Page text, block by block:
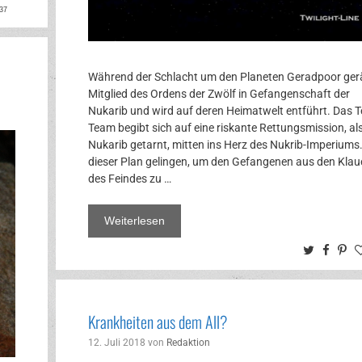
Während der Schlacht um den Planeten Geradpoor
Mitglied des Ordens der Zwölf in Gefangenschaft der
Nukarib und wird auf deren Heimatwelt entführt. Das
Team begibt sich auf eine riskante Rettungsmission,
Nukarib getarnt, mitten ins Herz des Nukrib-
dieser Plan gelingen, um den Gefangenen aus den
des Feindes zu …
Weiterlesen
Twitter
Krankheiten aus dem All?
12. Juli 2018 von Redaktion